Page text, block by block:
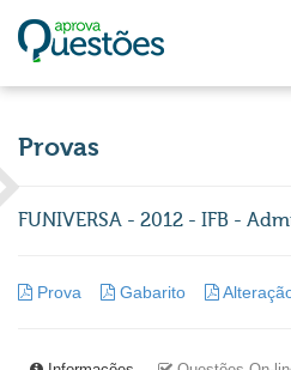
Provas
FUNIVERSA - 2012 - IFB -
Prova Gabarito